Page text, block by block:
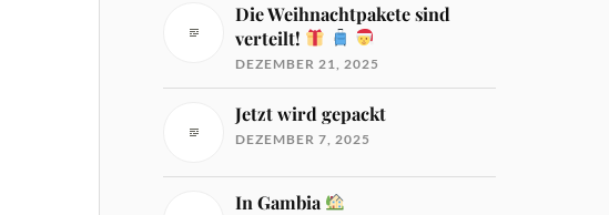
Die Weihnachtpakete sind
verteilt!
DEZEMBER 21, 2025
Jetzt wird gepackt
DEZEMBER 7, 2025
In Gambia